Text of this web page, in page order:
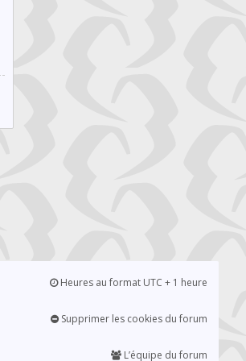
Heures au format UTC + 1 heure
Supprimer les cookies du forum
L’équipe du forum